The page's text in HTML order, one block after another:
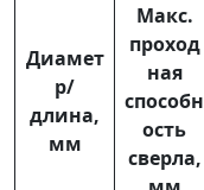
Диамет
р/
длина,
мм
Макс.
проход
ная
способн
ость
сверла,